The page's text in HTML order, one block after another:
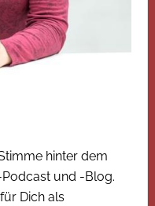
hinter dem
und -Blog.
Dich als